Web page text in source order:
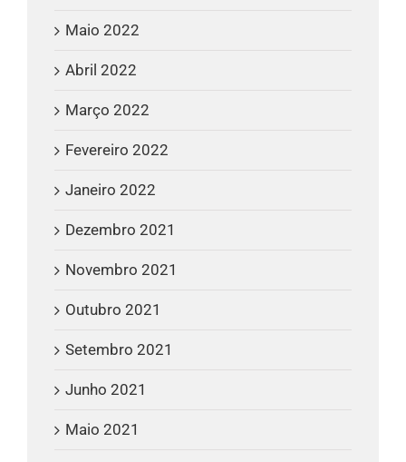
Maio 2022
Abril 2022
Março 2022
Fevereiro 2022
Janeiro 2022
Dezembro 2021
Novembro 2021
Outubro 2021
Setembro 2021
Junho 2021
Maio 2021